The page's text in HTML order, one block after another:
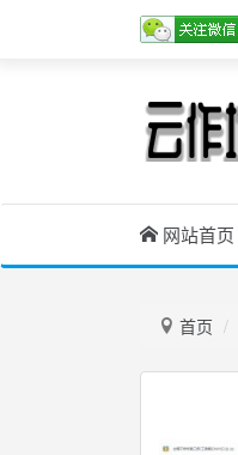
网站首页
首页